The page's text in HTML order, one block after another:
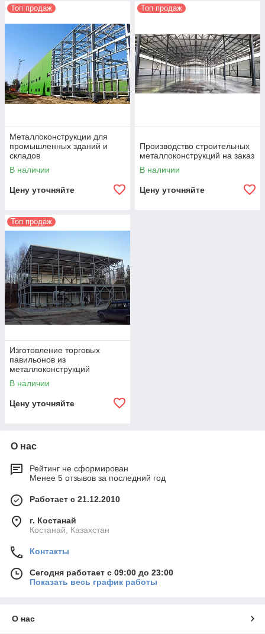
Топ продаж
Металлоконструкции для
промышленных зданий и
складов
В наличии
Цену уточняйте
Топ продаж
Производство строительных
металлоконструкций на заказ
В наличии
Цену уточняйте
Топ продаж
Изготовление торговых
павильонов из
металлоконструкций
В наличии
Цену уточняйте
О нас
Рейтинг не сформирован
Менее 5 отзывов за последний год
Работает с 21.12.2010
г. Костанай
Костанай, Казахстан
Контакты
Сегодня работает с 09:00 до 23:00
Показать весь график работы
О нас